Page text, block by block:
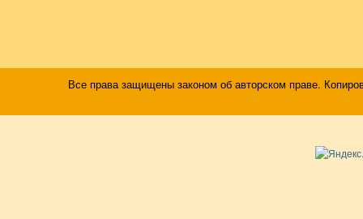
Все права защищены законом об авторском праве.